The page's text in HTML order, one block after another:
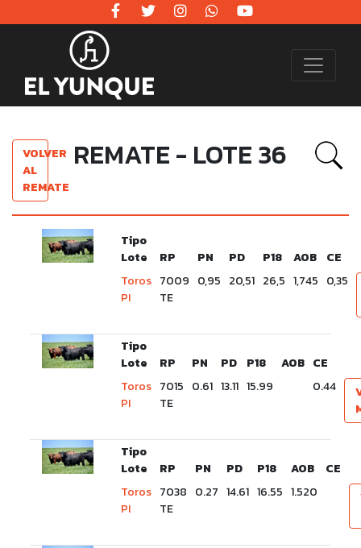
VOLVER
AL
REMATE
REMATE - LOTE 36
Tipo
Lote
RP PN PD P18 AOB
CE
Toros
PI
7009
TE
0,95 20,51 26,5 1,745 0,35
Tipo
Lote
RP PN PD P18 AOB CE
Toros
PI
7015
TE
0.61 13.11 15.99 0.44
Tipo
Lote
RP PN PD P18 AOB
CE
Toros
PI
7038
TE
0.27 14.61 16.55 1.520